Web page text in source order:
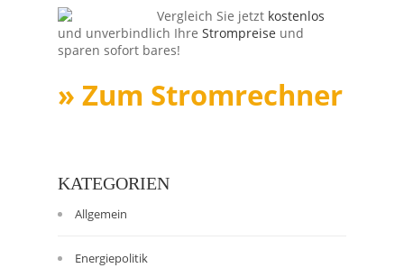
Vergleich Sie jetzt kostenlos
und unverbindlich Ihre Strompreise und
sparen sofort bares!
» Zum Stromrechner
KATEGORIEN
Allgemein
Energiepolitik